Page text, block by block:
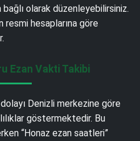
olarak düzenleyebilirsiniz.
resmi hesaplarına göre
Ezan Vakti Takibi
Denizli merkezine göre
göstermektedir. Bu
“Honaz ezan saatleri”